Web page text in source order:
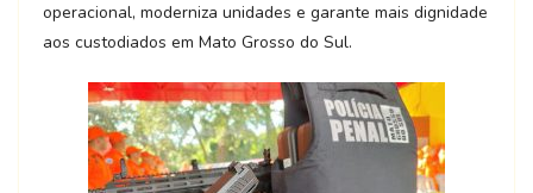
operacional, moderniza unidades e garante mais dignidade
aos custodiados em Mato Grosso do Sul.